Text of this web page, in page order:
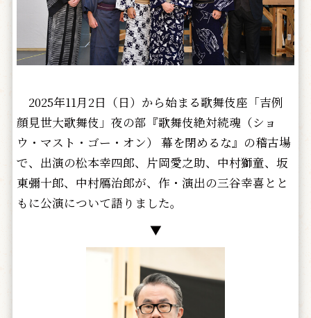
2025年11月2日（日）から始まる歌舞伎座「吉例
顔見世大歌舞伎」夜の部『歌舞伎絶対続魂（ショ
ウ・マスト・ゴー・オン） 幕を閉めるな』の稽古場
で、出演の松本幸四郎、片岡愛之助、中村獅童、坂
東彌十郎、中村鴈治郎が、作・演出の三谷幸喜とと
もに公演について語りました。
▼